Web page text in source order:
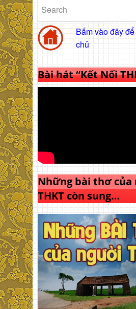
Bấm vào đây
chủ
Bài hát “Kết Nối
Những bài thơ
THKT còn sung…